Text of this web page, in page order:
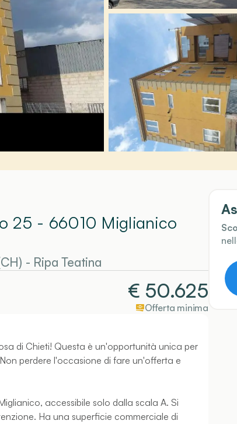
25 - 66010 Miglianico
- Ripa Teatina
€ 50.625
Offerta minima
di Chieti! Questa è un'opportunità unica per
perdere l'occasione di fare un'offerta e
accessibile solo dalla scala A. Si
Ha una superficie commerciale di